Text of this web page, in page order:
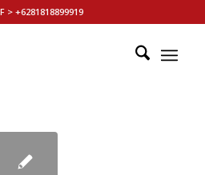
> +6281818899919